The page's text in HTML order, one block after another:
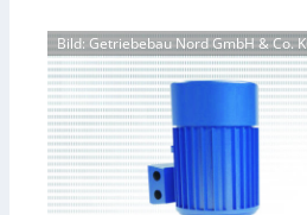
u
l
i
k
i
m
V
e
h
n
i
k
k
e
i
t
u
n
d
h
r
F
l
e
x
i
b
Bild: Getriebebau Nord GmbH & Co.